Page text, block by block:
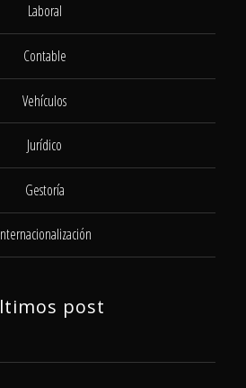
Laboral
Contable
Vehículos
Jurídico
Gestoría
post